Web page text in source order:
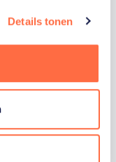
Details tonen